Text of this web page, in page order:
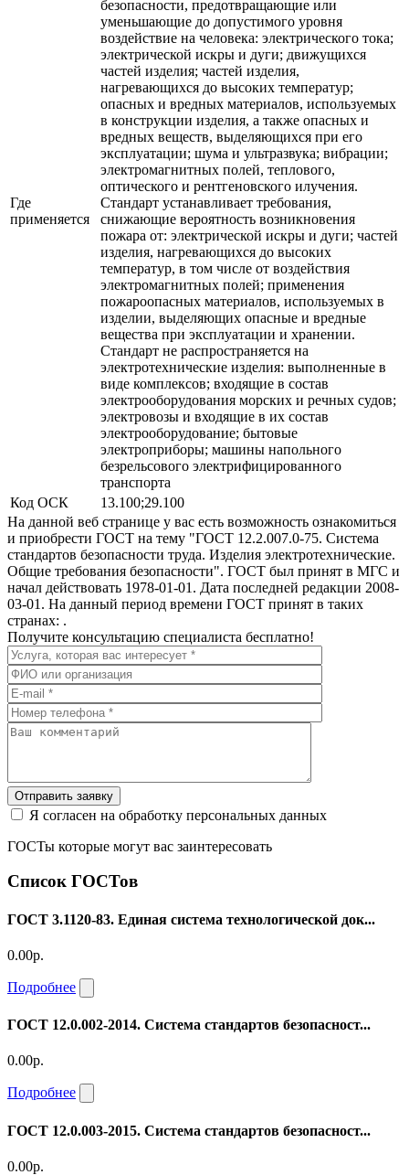
Где
применяется
безопасности, предотвращающие или
уменьшающие до допустимого уровня
воздействие на человека: электрического тока;
электрической искры и дуги; движущихся
частей изделия; частей изделия,
нагревающихся до высоких температур;
опасных и вредных материалов, используемых
в конструкции изделия, а также опасных и
вредных веществ, выделяющихся при его
эксплуатации; шума и ультразвука; вибрации;
электромагнитных полей, теплового,
оптического и рентгеновского илучения.
Стандарт устанавливает требования,
снижающие вероятность возникновения
пожара от: электрической искры и дуги; частей
изделия, нагревающихся до высоких
температур, в том числе от воздействия
электромагнитных полей; применения
пожароопасных материалов, используемых в
изделии, выделяющих опасные и вредные
вещества при эксплуатации и хранении.
Стандарт не распространяется на
электротехнические изделия: выполненные в
виде комплексов; входящие в состав
электрооборудования морских и речных судов;
электровозы и входящие в их состав
электрооборудование; бытовые
электроприборы; машины напольного
безрельсового электрифицированного
транспорта
Код ОСК
13.100;29.100
На данной веб странице у вас есть возможность ознакомиться
и приобрести ГОСТ на тему "ГОСТ 12.2.007.0-75. Система
стандартов безопасности труда. Изделия электротехнические.
Общие требования безопасности". ГОСТ был принят в МГС и
начал действовать 1978-01-01. Дата последней редакции 2008-
03-01. На данный период времени ГОСТ принят в таких
странах: .
Получите консультацию специалиста бесплатно!
Отправить заявку
Я согласен на обработку персональных данных
ГОСТы которые могут вас заинтересовать
Список ГОСТов
ГОСТ 3.1120-83. Единая система технологической док...
0.00р.
Подробнее
ГОСТ 12.0.002-2014. Система стандартов безопасност...
0.00р.
Подробнее
ГОСТ 12.0.003-2015. Система стандартов безопасност...
0.00р.